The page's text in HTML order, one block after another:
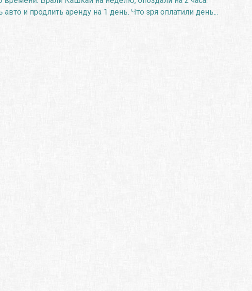
и продлить аренду на 1 день. Что зря оплатили день...